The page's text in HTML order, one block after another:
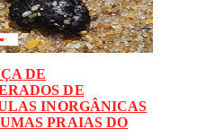
DE
DE
INORGÂNICAS
PRAIAS DO